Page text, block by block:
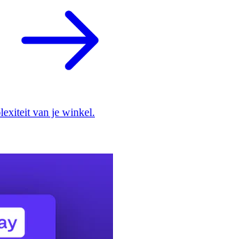
van je winkel.